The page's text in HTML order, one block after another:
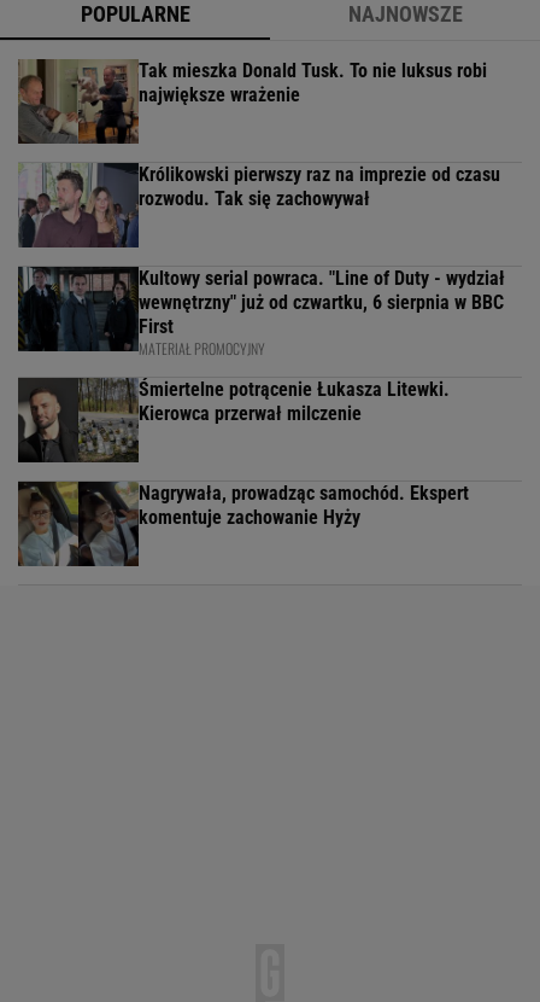
POPULARNE NAJNOWSZE
Tak mieszka Donald Tusk. To nie luksus robi
największe wrażenie
Królikowski pierwszy raz na imprezie od czasu
rozwodu. Tak się zachowywał
Kultowy serial powraca. "Line of Duty - wydział
wewnętrzny" już od czwartku, 6 sierpnia w BBC
First
MATERIAŁ PROMOCYJNY
Śmiertelne potrącenie Łukasza Litewki.
Kierowca przerwał milczenie
Nagrywała, prowadząc samochód. Ekspert
komentuje zachowanie Hyży